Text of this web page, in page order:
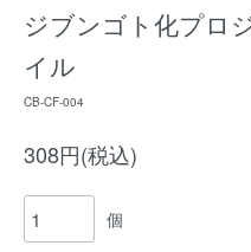
ジブンゴト化プロ
イル
CB-CF-004
308円(税込)
個